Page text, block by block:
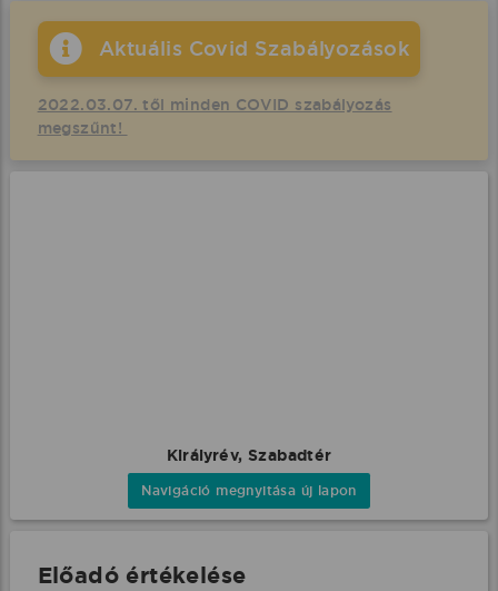
Aktuális Covid Szabályozások
2022.03.07. től minden COVID szabályozás
megszűnt!
Királyrév, Szabadtér
Navigáció megnyitása új lapon
Előadó értékelése